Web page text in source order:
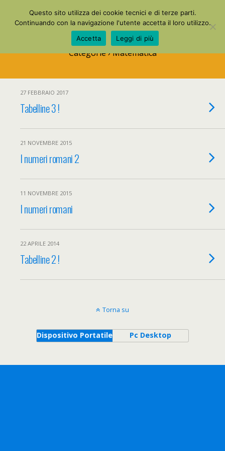
La Mia Maestra
Categorie ›Matematica
27 FEBBRAIO 2017
Tabelline 3 !
21 NOVEMBRE 2015
I numeri romani 2
11 NOVEMBRE 2015
I numeri romani
22 APRILE 2014
Tabelline 2 !
Torna su
Dispositivo Portatile Pc Desktop
Questo sito utilizza dei cookie tecnici e di terze parti.
Continuando con la navigazione l'utente accetta il loro utilizzo.
Accetta
Leggi di più